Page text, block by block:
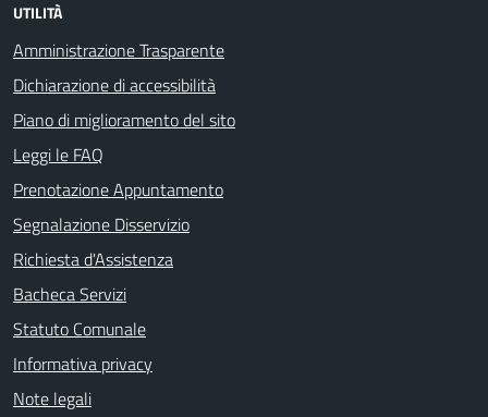
UTILITÀ
Amministrazione Trasparente
Dichiarazione di accessibilità
Piano di miglioramento del sito
Leggi le FAQ
Prenotazione Appuntamento
Segnalazione Disservizio
Richiesta d'Assistenza
Bacheca Servizi
Statuto Comunale
Informativa privacy
Note legali